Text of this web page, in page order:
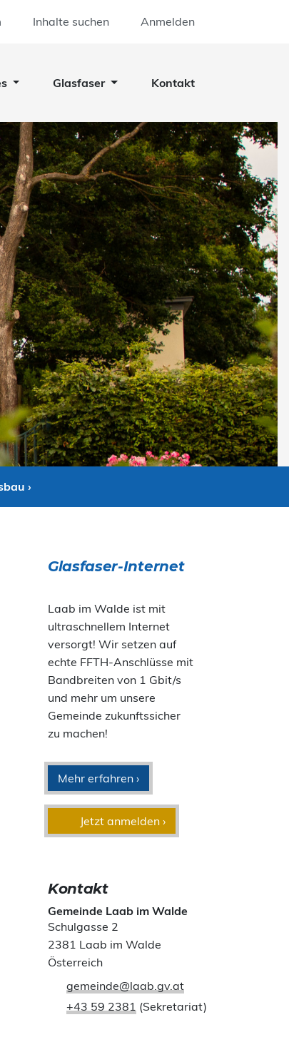
Inhalte suchen Anmelden
Glasfaser Kontakt
›
Glasfaser-Internet
Laab im Walde ist mit
ultraschnellem Internet
versorgt! Wir setzen auf
echte FFTH-Anschlüsse mit
Bandbreiten von 1 Gbit/s
und mehr um unsere
Gemeinde zukunftssicher
zu machen!
Mehr erfahren ›
Jetzt anmelden ›
Kontakt
Gemeinde Laab im Walde
Schulgasse 2
2381 Laab im Walde
Österreich
gemeinde@laab.gv.at
+43 59 2381 (Sekretariat)